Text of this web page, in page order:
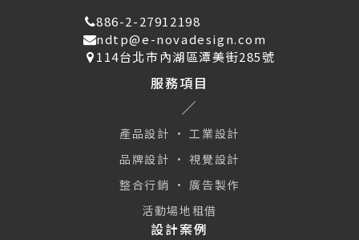
886-2-27912198
ndtp@e-novadesign.com
114台北市內湖區潭美街285號
服務項目
產品設計 · 工業設計
品牌設計 · 視覺設計
整合行銷 · 廣告製作
活動場地租借
設計案例